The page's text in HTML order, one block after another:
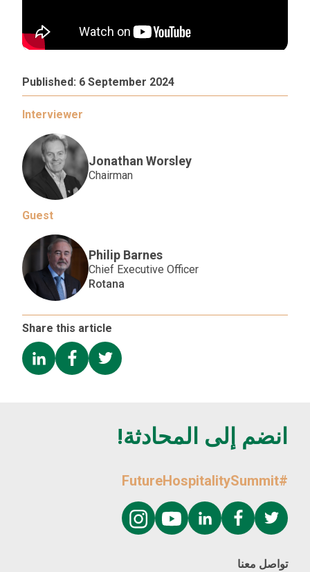
Published: 6 September 2024
Interviewer
Jonathan Worsley
Chairman
Guest
Philip Barnes
Chief Executive Officer
Rotana
Share this article
انضم إلى المحادثة!
#FutureHospitalitySummit
تواصل معنا